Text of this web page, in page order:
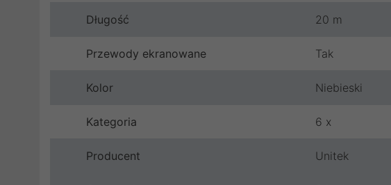
Długość 20 m
Przewody ekranowane Tak
Kolor Niebieski
Kategoria 6 x
Producent Unitek